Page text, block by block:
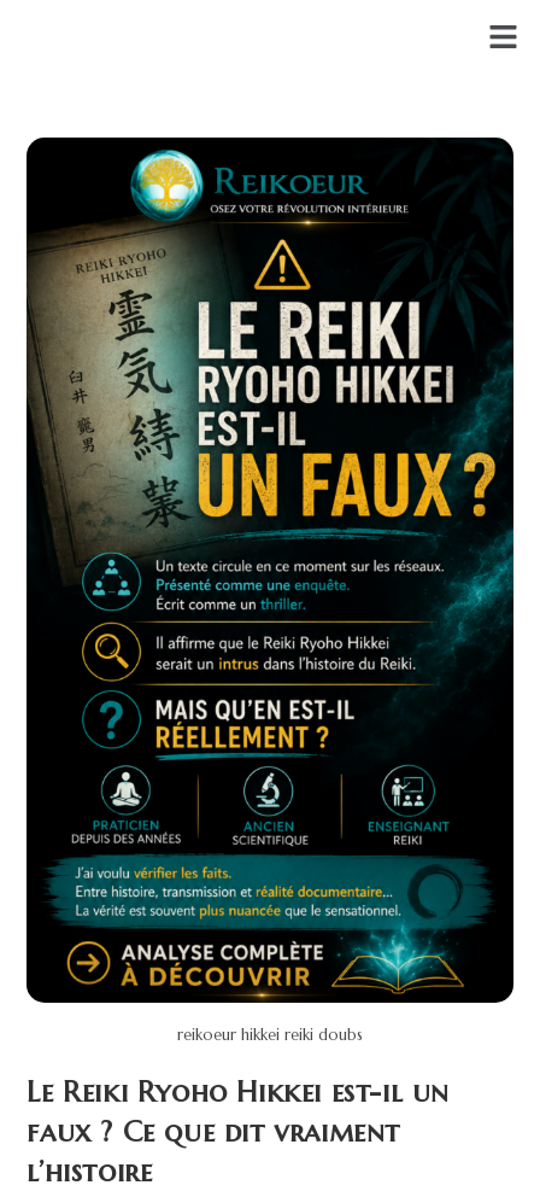
reikoeur hikkei reiki doubs
Le Reiki Ryoho Hikkei est-il un
faux ? Ce que dit vraiment
l’histoire